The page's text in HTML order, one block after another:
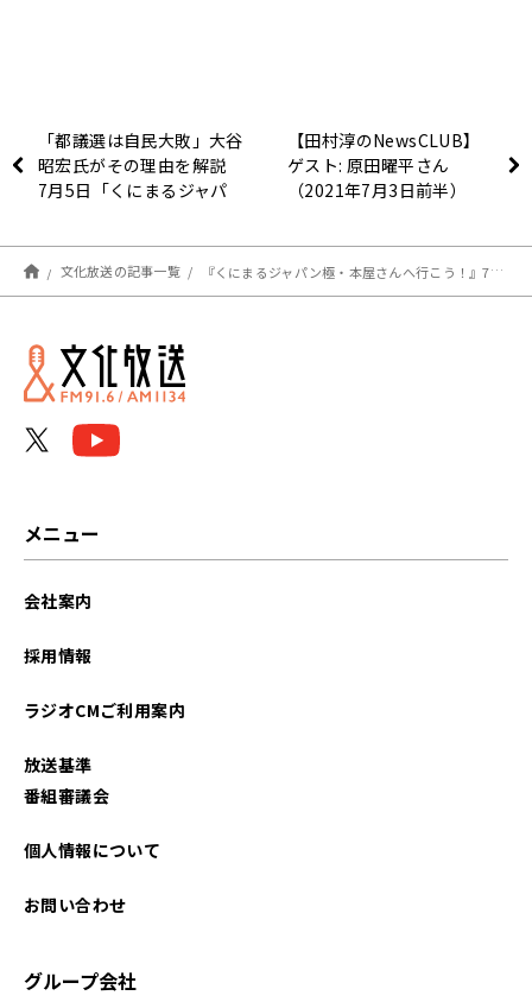
「都議選は自民大敗」大谷
昭宏氏がその理由を解説
7月5日「くにまるジャパ
【田村淳のNewsCLUB】
ゲスト: 原田曜平さん
（2021年7月3日前半）
文化放送の記事一覧 『くにまるジャパン極・本屋さんへ行こう！』7月5日（月）のお客様：山本さほさん（漫画家）
メニュー
会社案内
採用情報
ラジオCMご利用案内
放送基準
番組審議会
個人情報について
お問い合わせ
グループ会社